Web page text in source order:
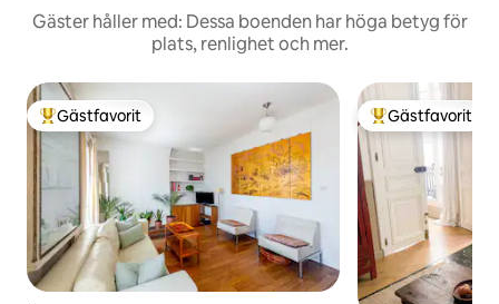
Gäster håller med: Dessa boenden har höga betyg för
plats, renlighet och mer.
Populär gästfavorit
Gästfavorit Populär
Gästfavorit